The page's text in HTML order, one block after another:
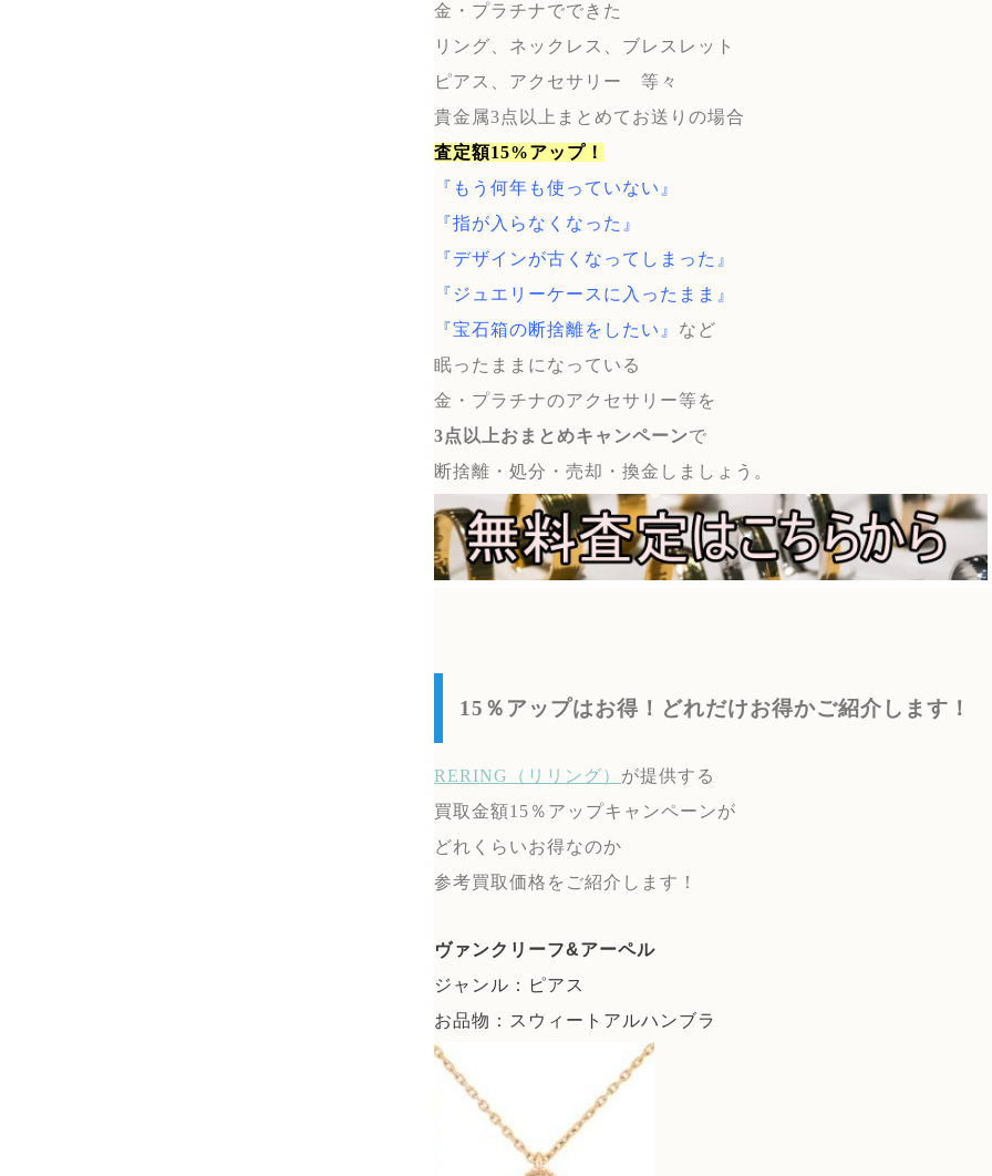
金・プラチナでできた
リング、ネックレス、ブレスレット
ピアス、アクセサリー 等々
貴金属3点以上まとめてお送りの場合
査定額15%アップ！
『もう何年も使っていない』
『指が入らなくなった』
『デザインが古くなってしまった』
『ジュエリーケースに入ったまま』
『宝石箱の断捨離をしたい』 など
眠ったままになっている
金・プラチナのアクセサリー等を
3点以上おまとめキャンペーンで
断捨離・処分・売却・換金しましょう。
15％アップはお得！どれだけお得かご紹介します！
RERING（リリング） が提供する
買取金額15％アップキャンペーンが
どれくらいお得なのか
参考買取価格をご紹介します！
ヴァンクリーフ&アーペル
ジャンル：ピアス
お品物：スウィートアルハンブラ